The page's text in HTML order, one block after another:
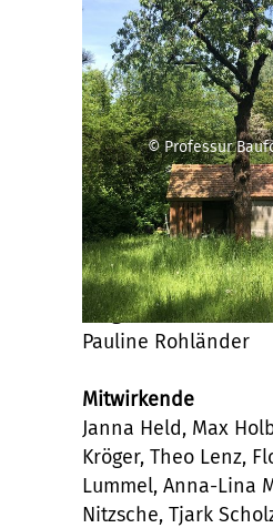
© Professur
eingereicht von
Pauline Rohländer
Mitwirkende
Janna Held, Max
Kröger, Theo Lenz,
Lummel, Anna-Lina
Nitzsche, Tjark